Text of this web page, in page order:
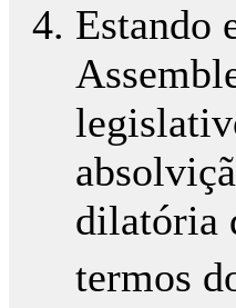
Estando
dilatória
termos